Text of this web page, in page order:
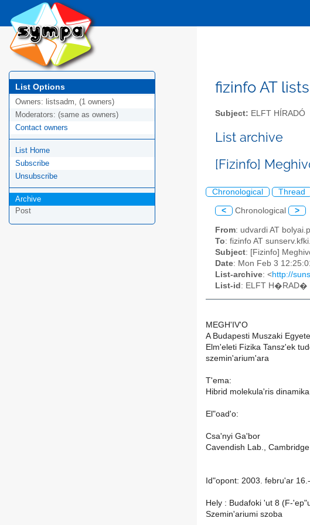
List Options
Owners: listsadm, (1 owners)
Moderators: (same as owners)
Contact owners
List Home
Subscribe
Unsubscribe
Archive
Post
fizinfo AT
Subject: ELFT HÍRADÓ
List archive
[Fizinfo]
Chronological Thread
< Chronological >
From: udvardi AT
To: fizinfo AT
Subject: [Fizinfo]
Date: Mon Feb 3
List-archive: <http://
List-id : ELFT H�RAD�
MEGH'IV'O
A Budapesti Muszaki
Elm'eleti Fizika Tansz'ek
szemin'arium'ara
T'ema:
Hibrid molekula'ris
El"oad'o:
Csa'nyi Ga'bor
Cavendish Lab., Cambridge
Id"opont: 2003. febru'ar
Hely : Budafoki 'ut 8 (F-
Szemin'ariumi szoba